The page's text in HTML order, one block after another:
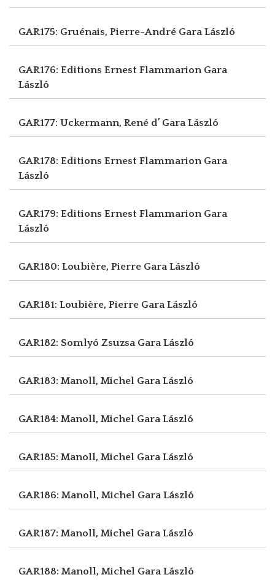
GAR175: Gruénais, Pierre-André Gara László
GAR176: Editions Ernest Flammarion Gara
László
GAR177: Uckermann, René d’ Gara László
GAR178: Editions Ernest Flammarion Gara
László
GAR179: Editions Ernest Flammarion Gara
László
GAR180: Loubière, Pierre Gara László
GAR181: Loubière, Pierre Gara László
GAR182: Somlyó Zsuzsa Gara László
GAR183: Manoll, Michel Gara László
GAR184: Manoll, Michel Gara László
GAR185: Manoll, Michel Gara László
GAR186: Manoll, Michel Gara László
GAR187: Manoll, Michel Gara László
GAR188: Manoll, Michel Gara László